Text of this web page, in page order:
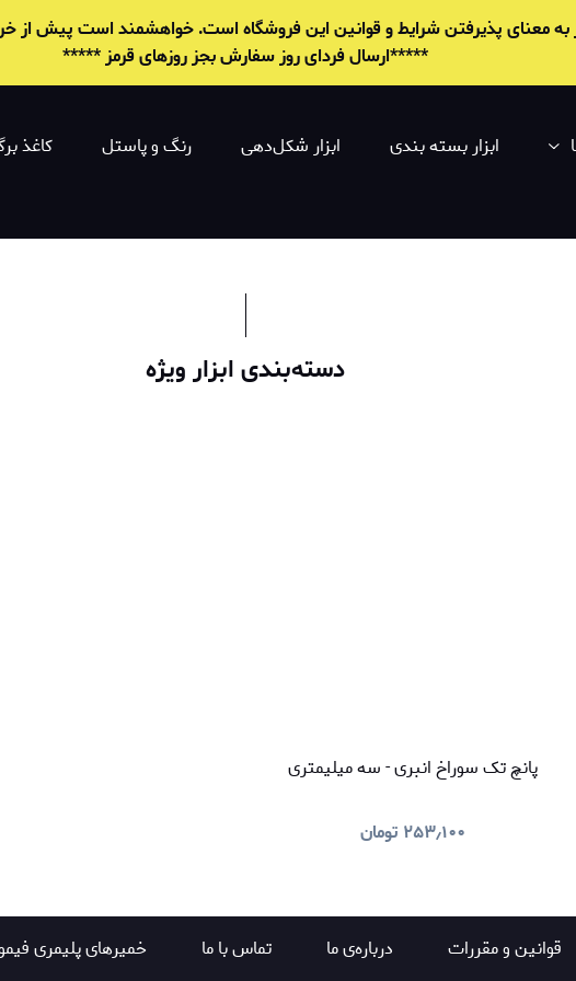
معنای پذیرفتن شرایط و قوانين این فروشگاه است. خواهشمند است پیش از
*****ارسال فردای روز سفارش بجز روزهای قرمز *****
ابزار بسته بندی ابزار شکل‌دهی رنگ و پاستل
کاغذ
دسته‌بندی ابزار ویژه
پانچ تک سوراخ انبری - سه میلیمتری
۲۵۳٫۱۰۰ تومان
قوانين و مقررات درباره‌ی ما تماس با ما خمیرهای پلیمری